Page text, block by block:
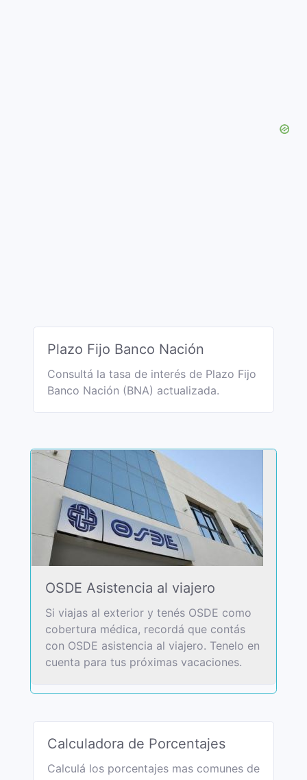
Plazo Fijo Banco Nación
Consultá la tasa de interés de Plazo Fijo
Banco Nación (BNA) actualizada.
OSDE Asistencia al viajero
Si viajas al exterior y tenés OSDE como
cobertura médica, recordá que contás
con OSDE asistencia al viajero. Tenelo en
cuenta para tus próximas vacaciones.
Calculadora de Porcentajes
Calculá los porcentajes mas comunes de